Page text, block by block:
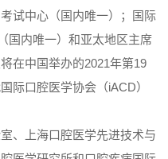
试中心（国内唯一）；国际
国内唯一）和亚太地区主席
在中国举办的2021年第19
际口腔医学协会（iACD）
、上海口腔医学先进技术与